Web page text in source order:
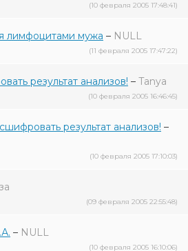
(10 февраля 2005 17:48:41)
лимфоцитами мужа – NULL
(11 февраля 2005 17:47:22)
результат анализов! – Tanya
(10 февраля 2005 16:46:45)
результат анализов! –
(10 февраля 2005 17:10:03)
(09 февраля 2005 22:55:48)
– NULL
(10 февраля 2005 16:10:06)